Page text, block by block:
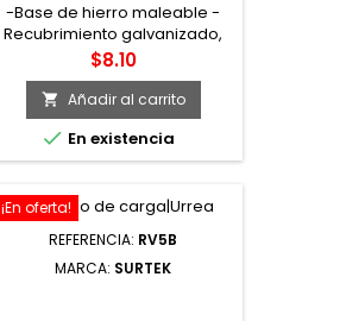
-Base de hierro maleable -
Recubrimiento galvanizado,
resistente a la corrosión -
Tuercas de acero
Precio
$8.10
 Añadir al carrito
 En existencia
¡En oferta!
REFERENCIA: RV5B
MARCA: SURTEK